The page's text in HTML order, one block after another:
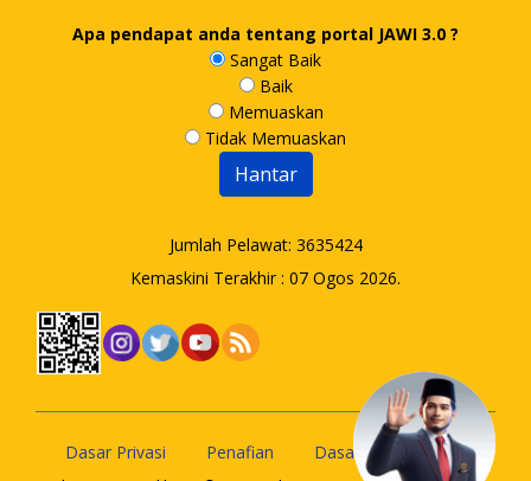
Apa pendapat anda tentang portal JAWI 3.0 ?
Sangat Baik
Baik
Memuaskan
Tidak Memuaskan
Jumlah Pelawat: 3635424
Kemaskini Terakhir : 07 Ogos 2026.
Dasar Privasi Penafian
Dasar Keselamatan